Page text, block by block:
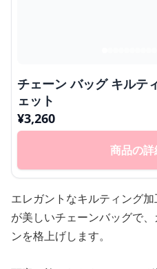
チェーン バッグ キルテ
ェット
¥3,260
商品の
エレガントなキルティング
が美しいチェーンバッグで
ンを格上げします。